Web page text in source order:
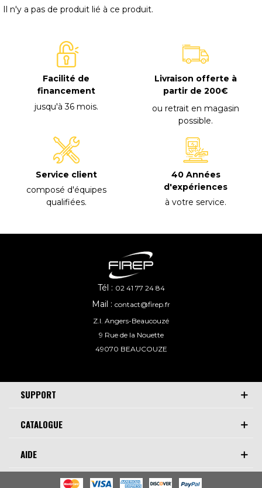
Il n'y a pas de produit lié à ce produit.
Facilité de
financement
jusqu'à 36 mois.
Livraison offerte à
partir de 200€
ou retrait en magasin
possible.
Service client
composé d'équipes
qualifiées.
40 Années
d'expériences
à votre service.
AIDE
CATALOGUE
SUPPORT
Tél : 02 41 77 24 84
Mail : contact@firep.fr
Z.I. Angers-Beaucouzé
9 Rue de la Nouette
49070 BEAUCOUZE